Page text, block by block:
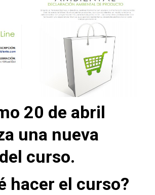
20 de abril
una nueva
curso.
hacer el curso?